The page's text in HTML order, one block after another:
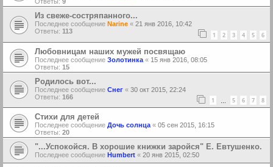
Из свеже-состряпанного...
Последнее сообщение Narine « 21 янв 2016, 10:42
Ответы: 113 1 2 3 4 5 6
Любовницам наших мужей посвящаю
Последнее сообщение Золотинка « 15 янв 2016, 08:05
Ответы: 15
Родилось вот...
Последнее сообщение Снег « 30 окт 2015, 22:24
Ответы: 166 1 5 6 7 8
Стихи для детей
Последнее сообщение Дочь солнца « 05 сен 2015, 16:15
Ответы: 20
"...Успокойся. В хорошие книжки заройся" Е. Евтушенко.
Последнее сообщение Humbert « 20 янв 2015, 02:50